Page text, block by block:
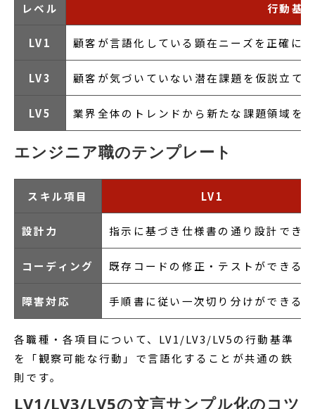
レベル 行動基準
LV1 顧客が言語化している顕在ニーズを正確に
LV3 顧客が気づいていない潜在課題を仮説立て
LV5 業界全体のトレンドから新たな課題領域を
エンジニア職のテンプレート
スキル項目 LV1
設計力 指示に基づき仕様書の通り設計できる
コーディング 既存コードの修正・テストができる
障害対応 手順書に従い一次切り分けができる
各職種・各項目について、LV1/LV3/LV5の行動基準
を「観察可能な行動」で言語化することが共通の鉄
則です。
LV1/LV3/LV5の文言サンプル化のコツ